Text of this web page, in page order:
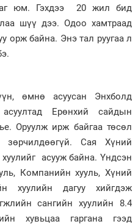
юм. Гэхдээ 20 жил бид
шүү дээ. Одоо хамтраад
орж байна. Энэ тал руугаа л
өмнө асуусан Энхболд
Ерөнхий сайдын
Оруулж ирж байгаа төсөл
зөрчилдөөгүй. Сая Хүний
асууж байна. Үндсэн
Компанийн хууль, Хүний
хуулийн дагуу хийгдэж
сангийн хуулийн 8.4
хувьцаа гаргана гээд